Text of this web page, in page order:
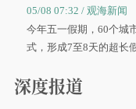
05/08 07:32 / 观海新闻
今年五一假期，60个城
式，形成7至8天的超长
深度报道